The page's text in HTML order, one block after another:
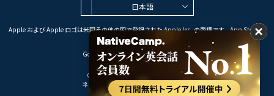
日本語
Apple および Apple ロゴは米国その他の国で登録された Apple Inc. の商標です。App Store は
Apple Inc. のサービスマークです。
Google Play は Google LLC の商標です。
Copyright © 2026 オンライン英会話
ネイティブキャンプ All Rights Reserved.